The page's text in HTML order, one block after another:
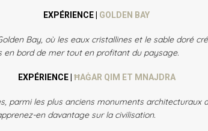
EXPÉRIENCE | GOLDEN BAY
Bay, où les eaux cristallines et le sable doré
en bord de mer tout en profitant du paysage.
EXPÉRIENCE | ĦAĠAR QIM ET MNAJDRA
parmi les plus anciens monuments architecturaux
en davantage sur la civilisation.